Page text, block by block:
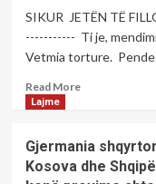
dhe
çlirimtarit
Kadri
SIKUR JETËN TË
----------- Ti je,
Vetmia torture.
Read MoreRead
poetike
me
Lajme
Gjermania
Kosova dhe